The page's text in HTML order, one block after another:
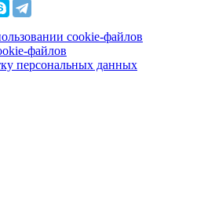
cookie-файлов
файлов
персональных данных